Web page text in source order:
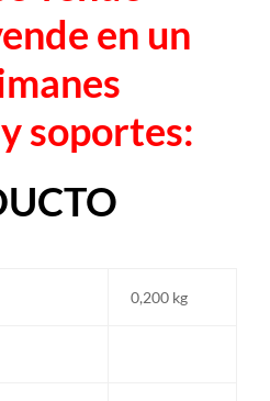
en un
soportes:
0,200 kg